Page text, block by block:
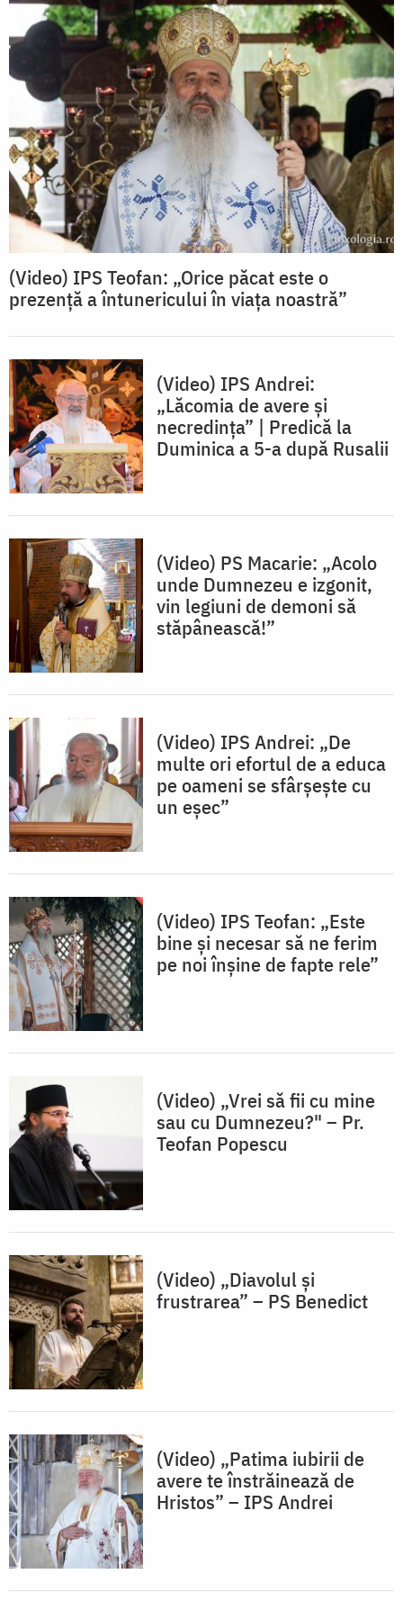
(Video) IPS Teofan: „Orice păcat este o
prezență a întunericului în viața noastră”
(Video) IPS Andrei:
„Lăcomia de avere și
necredința” | Predică la
Duminica a 5-a după Rusalii
(Video) PS Macarie: „Acolo
unde Dumnezeu e izgonit,
vin legiuni de demoni să
stăpânească!”
(Video) IPS Andrei: „De
multe ori efortul de a educa
pe oameni se sfârșește cu
un eșec”
(Video) IPS Teofan: „Este
bine și necesar să ne ferim
pe noi înșine de fapte rele”
(Video) „Vrei să fii cu mine
sau cu Dumnezeu?" – Pr.
Teofan Popescu
(Video) „Diavolul și
frustrarea” – PS Benedict
(Video) „Patima iubirii de
avere te înstrăinează de
Hristos” – IPS Andrei